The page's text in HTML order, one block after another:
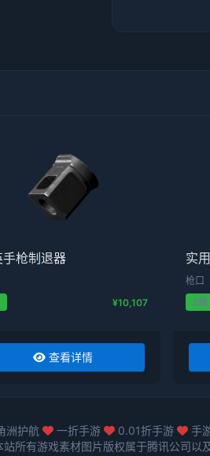
枪制退器
¥10,107
查看详情
实
枪口
2级
洲护航 一折手游 0.01折手游 手
站所有游戏素材图片版权属于腾讯公司以